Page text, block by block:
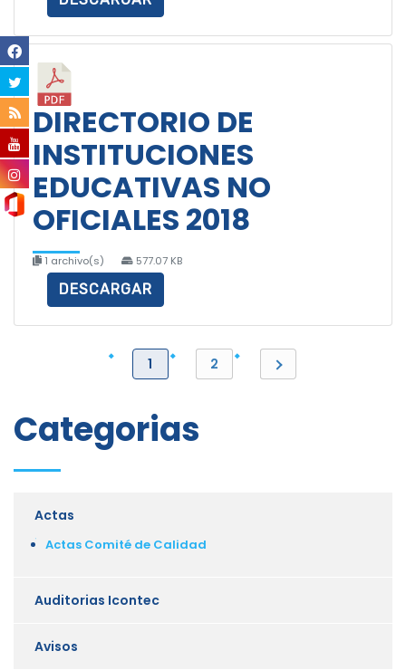
DIRECTORIO DE
INSTITUCIONES
EDUCATIVAS NO
OFICIALES 2018
1 archivo(s) 577.07 KB
DESCARGAR
1 2
Categorias
Actas
Actas Comité de Calidad
Auditorias Icontec
Avisos